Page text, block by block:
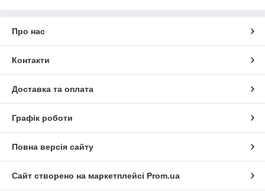
Про нас
Контакти
Доставка та оплата
Графік роботи
Повна версія сайту
Сайт створено на маркетплейсі Prom.ua